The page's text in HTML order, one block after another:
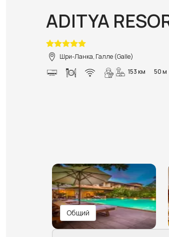
ADITYA
Шри-Ланка, Галле (Galle)
153 км
50 м
Общий